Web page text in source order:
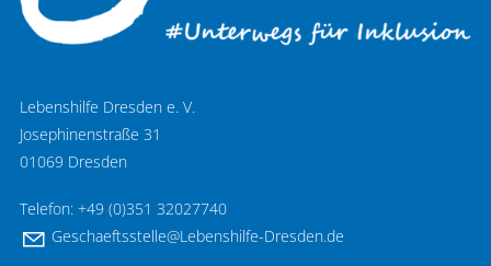
Lebenshilfe Dresden e. V.
Josephinenstraße 31
01069 Dresden
Telefon: +49 (0)351 32027740
G sch ftsst ll L b nsh lf -Dr sd nd